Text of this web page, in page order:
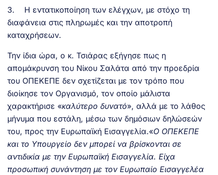
3. Η εντατικοποίηση των ελέγχων, με στόχο τη
διαφάνεια στις πληρωμές και την αποτροπή
καταχρήσεων.
Την ίδια ώρα, ο κ. Τσιάρας εξήγησε πως η
απομάκρυνση του Νίκου Σαλάτα από την προεδρία
του ΟΠΕΚΕΠΕ δεν σχετίζεται με τον τρόπο που
διοίκησε τον Οργανισμό, τον οποίο μάλιστα
χαρακτήρισε «καλύτερο δυνατό», αλλά με το λάθος
μήνυμα που εστάλη, μέσω των δημόσιων δηλώσεών
του, προς την Ευρωπαϊκή Εισαγγελία.«Ο ΟΠΕΚΕΠΕ
και το Υπουργείο δεν μπορεί να βρίσκονται σε
αντιδικία με την Ευρωπαϊκή Εισαγγελία. Είχα
προσωπική συνάντηση με τον Ευρωπαίο Εισαγγελέα